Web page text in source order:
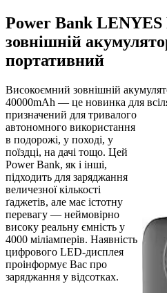
Power Bank LENYES
зовнішній
портативний
Високоємний зовнішній
40000mAh — це новинка для
призначений для тривалого
автономного використання
в подорожі, у поході, у
поїздці, на дачі тощо. Цей
Power Bank, як і інші,
підходить для заряджання
величезної кількості
ґаджетів, але має істотну
перевагу — неймовірно
високу реальну ємність у
4000 міліамперів. Наявність
цифрового LED-дисплея
проінформує Вас про
заряджання у відсотках.